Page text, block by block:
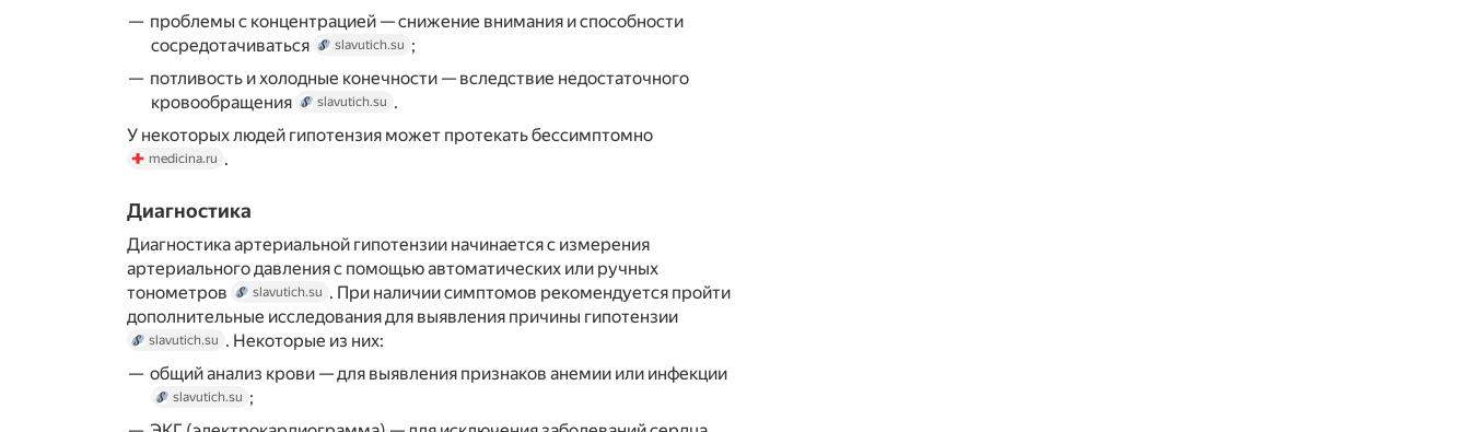
проблемы с концентрацией — снижение внимания и способности
сосредотачиваться
slavutich.su ;
потливость и холодные конечности — вследствие недостаточного
кровообращения
slavutich.su .
У некоторых людей гипотензия может протекать бессимптомно
medicina.ru .
Диагностика
Диагностика артериальной гипотензии начинается с измерения
артериального давления с помощью автоматических или ручных
тонометров
slavutich.su . При наличии симптомов рекомендуется пройти
дополнительные исследования для выявления причины гипотензии
slavutich.su . Некоторые из них:
общий анализ крови — для выявления признаков анемии или инфекции
slavutich.su ;